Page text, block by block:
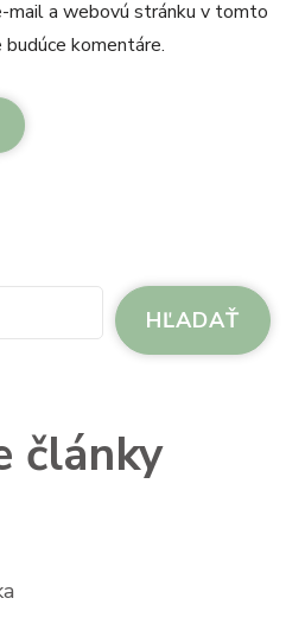
mail a webovú stránku v tomto
komentáre.
HĽADAŤ
články